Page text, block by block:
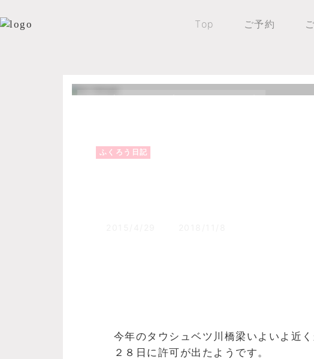
Top ご予約
Top 森のふくろうブログ ふくろう日記
ふくろう日記
今年のタウシュベツ川橋梁いよいよ近
２８日に許可が出たようです。